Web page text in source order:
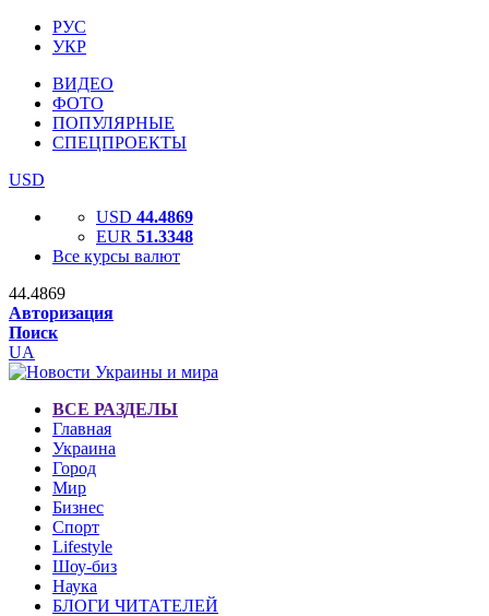
РУС
УКР
ВИДЕО
ФОТО
ПОПУЛЯРНЫЕ
СПЕЦПРОЕКТЫ
USD
USD 44.4869
EUR 51.3348
Все курсы валют
44.4869
Авторизация
Поиск
UA
ВСЕ РАЗДЕЛЫ
Главная
Украина
Город
Мир
Бизнес
Спорт
Lifestyle
Шоу-биз
Наука
БЛОГИ ЧИТАТЕЛЕЙ